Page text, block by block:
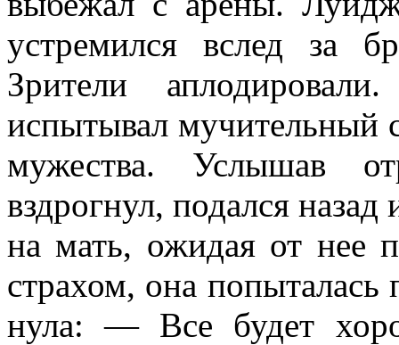
устремился вслед за
Зрители
испытывал мучи­тельный
мужества. Услышав
вздрогнул, подался
на мать, ожидая от
страхом, она
нула: — Все будет